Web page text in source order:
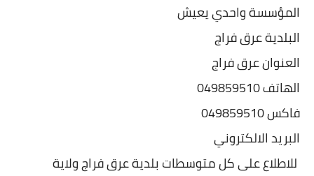
المؤسسة واحدي يعيش
البلدية عرق فراج
العنوان عرق فراج
الهاتف 049859510
فاكس 049859510
البريد الالكتروني
للاطلاع على كل متوسطات بلدية عرق فراج ولاية